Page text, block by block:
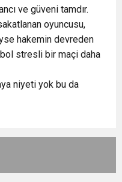
ve güveni tamdır.
oyuncusu,
hakemin devreden
bol stresli bir maçi daha
niyeti yok bu da